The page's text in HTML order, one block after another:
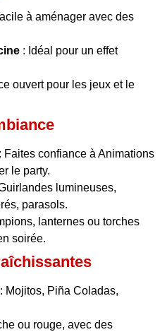
à aménager avec des
: Idéal pour un effet
ouvert pour les jeux et le
: Faites confiance à Animations
le party.
lumineuses,
parasols.
lanternes ou torches
soirée.
: Mojitos, Piña Coladas,
ou rouge, avec des